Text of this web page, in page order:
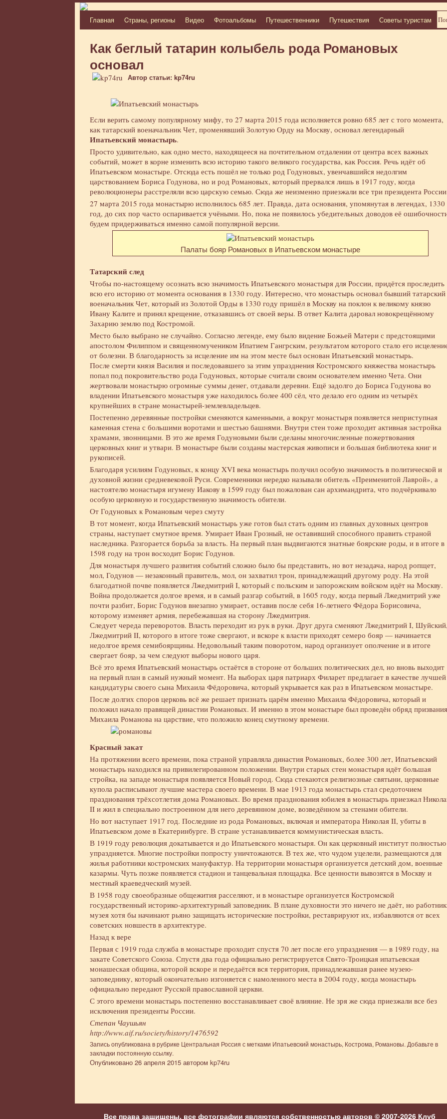
Перейти
Главная Cтраны, регионы Видео Фотоальбомы Путешественники Путешествия Советы туристам
Как беглый татарин колыбель рода Романовых
основал
Автор статьи: kp74ru
Если верить самому популярному мифу, то 27 марта 2015 года исполняется ровно 685 лет с того момента,
как татарский военачальник Чет, променявший Золотую Орду на Москву, основал легендарный
Ипатьевский монастырь.
Просто удивительно, как одно место, находящееся на почтительном отдалении от центра всех важных
событий, может в корне изменить всю историю такого великого государства, как Россия. Речь идёт об
Ипатьевском монастыре. Отсюда есть пошёл не только род Годуновых, увенчавшийся недолгим
царствованием Бориса Годунова, но и род Романовых, который прервался лишь в 1917 году, когда
революционеры расстреляли всю царскую семью. Сюда же неизменно приезжали все три президента
27 марта 2015 года монастырю исполнилось 685 лет. Правда, дата основания, упомянутая в легендах, 1330
год, до сих пор часто оспаривается учёными. Но, пока не появилось убедительных доводов её
будем придерживаться именно самой популярной версии.
Палаты бояр Романовых в Ипатьевском монастыре
Татарский след
Чтобы по-настоящему осознать всю значимость Ипатьевского монастыря для России, придётся проследить
всю его историю от момента основания в 1330 году. Интересно, что монастырь основал бывший татарский
военачальник Чет, который из Золотой Орды в 1330 году пришёл в Москву на поклон к великому князю
Ивану Калите и принял крещение, отказавшись от своей веры. В ответ Калита даровал новокрещённому
Захарию землю под Костромой.
Место было выбрано не случайно. Согласно легенде, ему было видение Божьей Матери с предстоящими
апостолом Филиппом и священномучеником Ипатием Гангрским, результатом которого стало его
от болезни. В благодарность за исцеление им на этом месте был основан Ипатьевский монастырь.
После смерти князя Василия и последовавшего за этим упразднения Костромского княжества монастырь
попал под покровительство рода Годуновых, которые считали своим основателем именно Чета. Они
жертвовали монастырю огромные суммы денег, отдавали деревни. Ещё задолго до Бориса Годунова во
владении Ипатьевского монастыря уже находилось более 400 сёл, что делало его одним из четырёх
крупнейших в стране монастырей-землевладельцев.
Постепенно деревянные постройки сменяются каменными, а вокруг монастыря появляется неприступная
каменная стена с большими воротами и шестью башнями. Внутри стен тоже проходит активная застройка
храмами, звонницами. В это же время Годуновыми были сделаны многочисленные пожертвования
церковных книг и утвари. В монастыре были созданы мастерская живописи и большая библиотека книг и
рукописей.
Благодаря усилиям Годуновых, к концу XVI века монастырь получил особую значимость в политической и
духовной жизни средневековой Руси. Современники нередко называли обитель «Преименитой Лаврой», а
настоятелю монастыря игумену Иакову в 1599 году был пожалован сан архимандрита, что подчёркивало
особую церковную и государственную значимость обители.
От Годуновых к Романовым через смуту
В тот момент, когда Ипатьевский монастырь уже готов был стать одним из главных духовных центров
страны, наступает смутное время. Умирает Иван Грозный, не оставивший способного править страной
наследника. Разгорается борьба за власть. На первый план выдвигаются знатные боярские роды, и в итоге в
1598 году на трон восходит Борис Годунов.
Для монастыря лучшего развития событий сложно было бы представить, но вот незадача, народ ропщет,
мол, Годунов — незаконный правитель, мол, он захватил трон, принадлежащий другому роду. На этой
благодатной почве появляется Лжедмитрий I, который с польским и запорожским войском идёт на Москву.
Война продолжается долгое время, и в самый разгар событий, в 1605 году, когда первый Лжедмитрий уже
почти разбит, Борис Годунов внезапно умирает, оставив после себя 16-летнего Фёдора Борисовича,
которому изменяет армия, перебежавшая на сторону Лжедмитрия.
Следует череда переворотов. Власть переходит из рук в руки. Друг друга сменяют Лжедмитрий I,
Лжедмитрий II, которого в итоге тоже свергают, и вскоре к власти приходят семеро бояр — начинается
недолгое время семибоярщины. Недовольный таким поворотом, народ организует ополчение и в итоге
свергает бояр, за чем следуют выборы нового царя.
Всё это время Ипатьевский монастырь остаётся в стороне от больших политических дел, но вновь выходит
на первый план в самый нужный момент. На выборах царя патриарх Филарет предлагает в качестве лучшей
кандидатуры своего сына Михаила Фёдоровича, который укрывается как раз в Ипатьевском монастыре.
После долгих споров церковь всё же решает признать царём именно Михаила Фёдоровича, который и
положил начало правящей династии Романовых. И именно в этом монастыре был проведён обряд призвания
Михаила Романова на царствие, что положило конец смутному времени.
Красный закат
На протяжении всего времени, пока страной управляла династия Романовых, более 300 лет, Ипатьевский
монастырь находился на привилегированном положении. Внутри старых стен монастыря идёт большая
стройка, на западе монастыря появляется Новый город. Сюда стекаются религиозные святыни, церковные
купола расписывают лучшие мастера своего времени. В мае 1913 года монастырь стал средоточием
празднования трёхсотлетия дома Романовых. Во время празднования юбилея в монастырь приезжал
II и жил в специально построенном для него деревянном доме, возведённом за стенами обители.
Но вот наступает 1917 год. Последние из рода Романовых, включая и императора Николая II, убиты в
Ипатьевском доме в Екатеринбурге. В стране устанавливается коммунистическая власть.
В 1919 году революция докатывается и до Ипатьевского монастыря. Он как церковный институт полностью
упраздняется. Многие постройки попросту уничтожаются. В тех же, что чудом уцелели, размещаются для
жилья работники костромских мануфактур. На территории монастыря организуется детский дом, военные
казармы. Чуть позже появляется стадион и танцевальная площадка. Все ценности вывозятся в Москву и
местный краеведческий музей.
В 1958 году своеобразные общежития расселяют, и в монастыре организуется Костромской
государственный историко-архитектурный заповедник. В плане духовности это ничего не даёт, но
музея хотя бы начинают рьяно защищать исторические постройки, реставрируют их, избавляются от всех
советских новшеств в архитектуре.
Назад к вере
Первая с 1919 года служба в монастыре проходит спустя 70 лет после его упразднения — в 1989 году, на
закате Советского Союза. Спустя два года официально регистрируется Свято-Троицкая ипатьевская
монашеская община, которой вскоре и передаётся вся территория, принадлежавшая ранее музею-
заповеднику, который окончательно изгоняется с намоленного места в 2004 году, когда монастырь
официально передают Русской православной церкви.
С этого времени монастырь постепенно восстанавливает своё влияние. Не зря же сюда приезжали все без
исключения президенты России.
Степан Чаушьян
http://www.aif.ru/society/history/1476592
Запись опубликована в рубрике Центральная Россия с метками Ипатьевский монастырь, Кострома, Романовы. Добавьте в
закладки постоянную ссылку.
Опубликовано 26 апреля 2015 автором kp74ru
Все права защищены, все фотографии являются собственностью авторов © 2007-2026 Клуб